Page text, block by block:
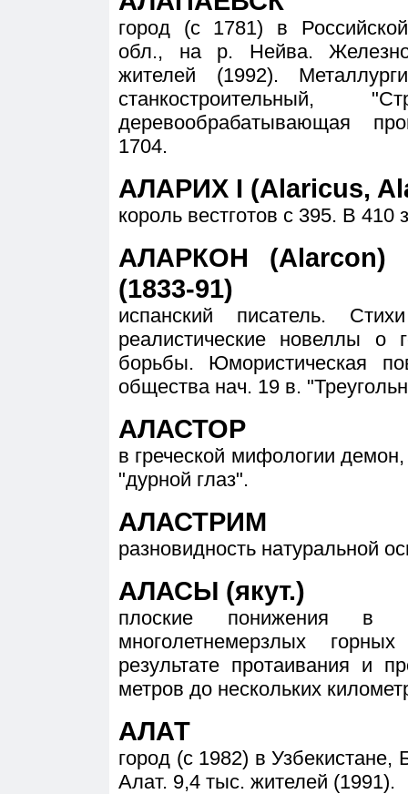
город (с 1781) в
обл., на р. Нейва.
жителей (1992).
деревообрабатывающая
1704.
АЛАРИХ I (Alaricus,
король вестготов с 395. В 410
АЛАРКОН (Alarcon)
(1833-91)
испанский писатель.
реалистические новеллы о
борьбы. Юмористическая
общества нач. 19 в.
АЛАСТОР
в греческой мифологии
"дурной глаз".
АЛАСТРИМ
разновидность натуральной
АЛАСЫ (якут.)
плоские понижения в
многолетнемерзлых
результате протаивания и
метров до нескольких
АЛАТ
город (с 1982) в Узбекистане,
Алат. 9,4 тыс. жителей (1991).